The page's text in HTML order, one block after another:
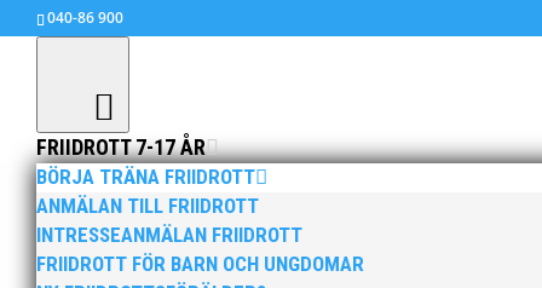
040-86 900
FRIIDROTT 7-17 ÅR
BÖRJA TRÄNA FRIIDROTT
ANMÄLAN TILL FRIIDROTT
INTRESSEANMÄLAN FRIIDROTT
FRIIDROTT FÖR BARN OCH UNGDOMAR
Junior SM Linköping